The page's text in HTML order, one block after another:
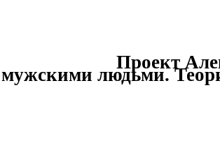
Проект
мужскими людьми.